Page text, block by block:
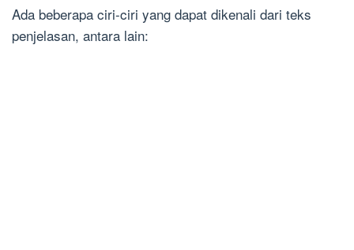
Ada beberapa ciri-ciri yang dapat dikenali dari teks
penjelasan, antara lain: